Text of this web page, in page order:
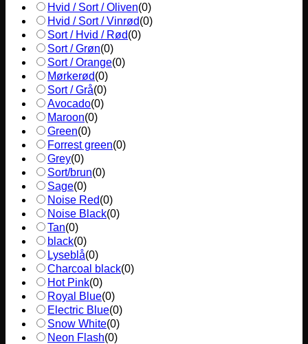
Hvid / Sort / Oliven(0)
Hvid / Sort / Vinrød(0)
Sort / Hvid / Rød(0)
Sort / Grøn(0)
Sort / Orange(0)
Mørkerød(0)
Sort / Grå(0)
Avocado(0)
Maroon(0)
Green(0)
Forrest green(0)
Grey(0)
Sort/brun(0)
Sage(0)
Noise Red(0)
Noise Black(0)
Tan(0)
black(0)
Lyseblå(0)
Charcoal black(0)
Hot Pink(0)
Royal Blue(0)
Electric Blue(0)
Snow White(0)
Neon Flash(0)